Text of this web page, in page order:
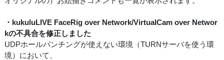
・kukuluLIVE FaceRig over Network/VirtualCam over Networ
kの不具合を修正しました
UDPホールパンチングが使えない環境（TURNサーバを使う環
境）において、